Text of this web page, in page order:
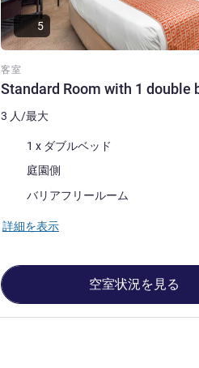
客室
Standard Room with 1 double
5
3 人/最大
1 x ダブルベッド
ビュー:庭園側
バリアフリールーム
詳細を表示
空室状況を見る